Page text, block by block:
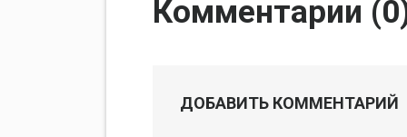
Комментарии (0
ДОБАВИТЬ КОММЕНТАРИЙ